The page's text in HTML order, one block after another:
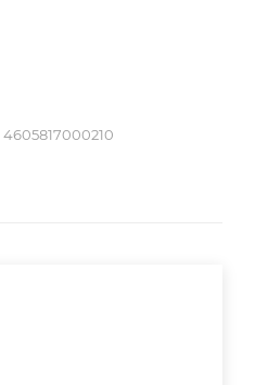
4605817000210